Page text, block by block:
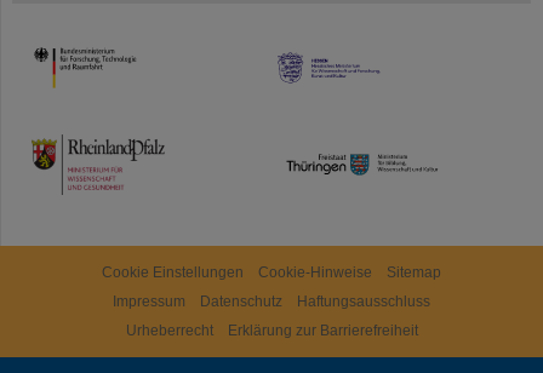
HMWK
TMWWDG
Cookie Einstellungen Cookie-Hinweise
Sitemap
Impressum
Datenschutz
Haftungsausschluss
Urheberrecht
Erklärung zur Barrierefreiheit